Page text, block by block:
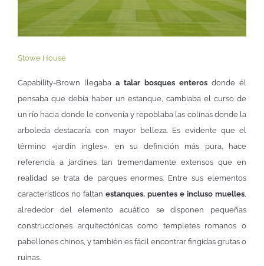
Stowe House
Capability-Brown llegaba a talar bosques enteros donde él
pensaba que debía haber un estanque, cambiaba el curso de
un río hacia donde le convenía y repoblaba las colinas donde la
arboleda destacaría con mayor belleza. Es evidente que el
término «jardín ingles», en su definición más pura, hace
referencia a jardines tan tremendamente extensos que en
realidad se trata de parques enormes. Entre sus elementos
característicos no faltan estanques, puentes e incluso muelles
alrededor del elemento acuático se disponen pequeñas
construcciones arquitectónicas como templetes romanos o
pabellones chinos, y también es fácil encontrar fingidas grutas o
ruinas.